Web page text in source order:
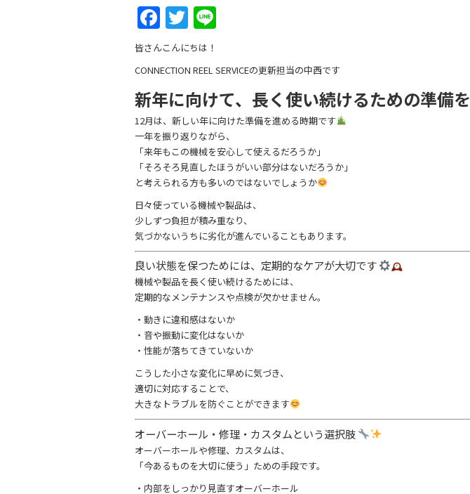
F
a
c
e
b
o
o
k
T
w
itt
er
e
皆さんこんにちは！
CONNECTION REEL SERVICEの更新担当の中西です
新年に向けて、長く使い続けるための準備を
12月は、新しい年に向けた準備を進める時期です
一年を振り返りながら、
「来年もこの機械を安心して使えるだろうか」
「そろそろ見直したほうがいい部分はないだろうか」
と考えられる方も多いのではないでしょうか
日々使っている機械や製品は、
少しずつ負担が積み重なり、
気づかないうちに劣化が進んでいることもあります。
良い状態を保つためには、定期的なケアが大切です
機械や製品を長く使い続けるためには、
定期的なメンテナンスや点検が欠かせません。
・動きに違和感はないか
・音や振動に変化はないか
・性能が落ちてきていないか
こうした小さな変化に早めに気づき、
適切に対応することで、
大きなトラブルを防ぐことができます
オーバーホール・修理・カスタムという選択肢
オーバーホールや修理、カスタムは、
「今あるものを大切に使う」ための手段です。
・内部をしっかり見直すオーバーホール